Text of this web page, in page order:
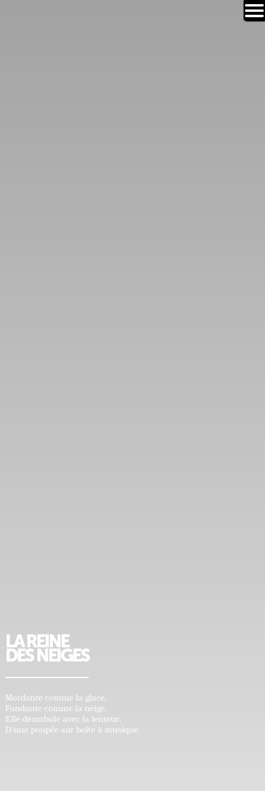
LA REINE
DES NEIGES
Mordante comme la glace,
Fondante comme la neige,
Elle déambule avec la lenteur,
D’une poupée sur boîte à musique